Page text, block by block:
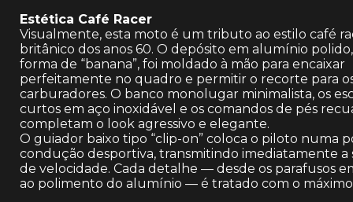
Estética Café Racer
Visualmente, esta moto é um tributo ao estilo café
britânico dos anos 60. O depósito em alumínio
forma de “banana”, foi moldado à mão para encaixar
perfeitamente no quadro e permitir o recorte para
carburadores. O banco monolugar minimalista, os
curtos em aço inoxidável e os comandos de pés
completam o look agressivo e elegante.
O guiador baixo tipo “clip-on” coloca o piloto numa
condução desportiva, transmitindo imediatamente a
de velocidade. Cada detalhe — desde os parafusos
ao polimento do alumínio — é tratado com o